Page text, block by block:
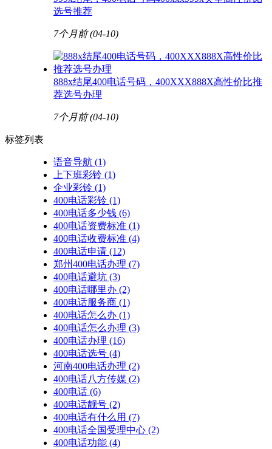
选号推荐
7个月前(04-10)
888x结尾400电话号码，400XXX888X高性价比推
荐选号办理
7个月前(04-10)
标签列表
语音导航 (1)
上下班彩铃 (1)
企业彩铃 (1)
400电话彩铃 (1)
400电话多少钱 (6)
400电话资费标准 (1)
400电话收费标准 (4)
400电话申请 (12)
郑州400电话办理 (7)
400电话避坑 (3)
400电话哪里办 (2)
400电话服务商 (1)
400电话怎么办 (1)
400电话怎么办理 (3)
400电话办理 (16)
400电话选号 (4)
河南400电话办理 (2)
400电话八方传媒 (2)
400电话 (6)
400电话靓号 (2)
400电话有什么用 (7)
400电话全国受理中心 (2)
400电话功能 (4)